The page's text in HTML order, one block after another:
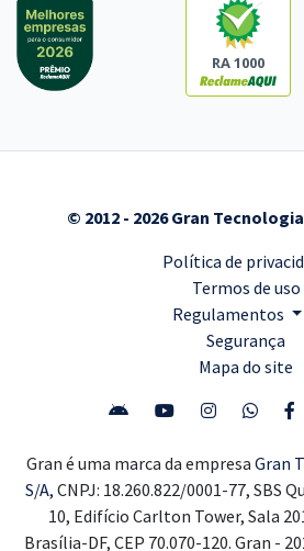
RA 1000
© 2012 - 2026 Gran
Política de
Termos de uso
Regulamentos
Segurança
Mapa do site
Gran é uma marca da empresa Gran
S/A, CNPJ: 18.260.822/0001-77, SBS
10, Edifício Carlton Tower, Sala
Brasília-DF, CEP 70.070-120. Gran -